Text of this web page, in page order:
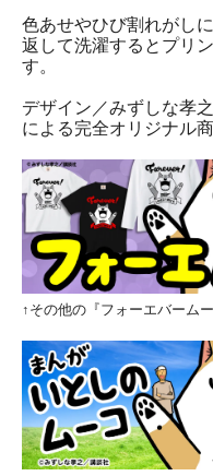
色あせやひび割れがし
返して洗濯するとプリ
す。
デザイン／みずしな孝
による完全オリジナル商
↑その他の『フォーエバーム